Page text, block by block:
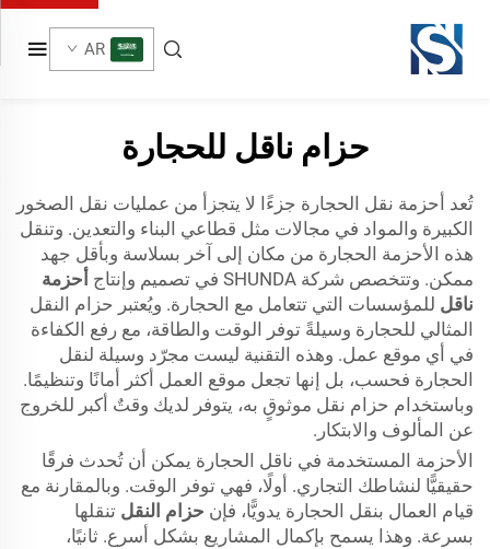
AR
حزام ناقل للحجارة
تُعد أحزمة نقل الحجارة جزءًا لا يتجزأ من عمليات نقل الصخور
الكبيرة والمواد في مجالات مثل قطاعي البناء والتعدين. وتنقل
هذه الأحزمة الحجارة من مكان إلى آخر بسلاسة وبأقل جهد
ممكن. وتتخصص شركة SHUNDA في تصميم وإنتاج
أحزمة
ناقل للمؤسسات التي تتعامل مع الحجارة. ويُعتبر حزام النقل
المثالي للحجارة وسيلةً توفر الوقت والطاقة، مع رفع الكفاءة
في أي موقع عمل. وهذه التقنية ليست مجرّد وسيلة لنقل
الحجارة فحسب، بل إنها تجعل موقع العمل أكثر أمانًا وتنظيمًا.
وباستخدام حزام نقل موثوقٍ به، يتوفر لديك وقتٌ أكبر للخروج
عن المألوف والابتكار.
الأحزمة المستخدمة في ناقل الحجارة يمكن أن تُحدث فرقًا
حقيقيًّا لنشاطك التجاري. أولًا، فهي توفر الوقت. وبالمقارنة مع
قيام العمال بنقل الحجارة يدويًّا، فإن حزام النقل تنقلها
بسرعة. وهذا يسمح بإكمال المشاريع بشكل أسرع. ثانيًا،